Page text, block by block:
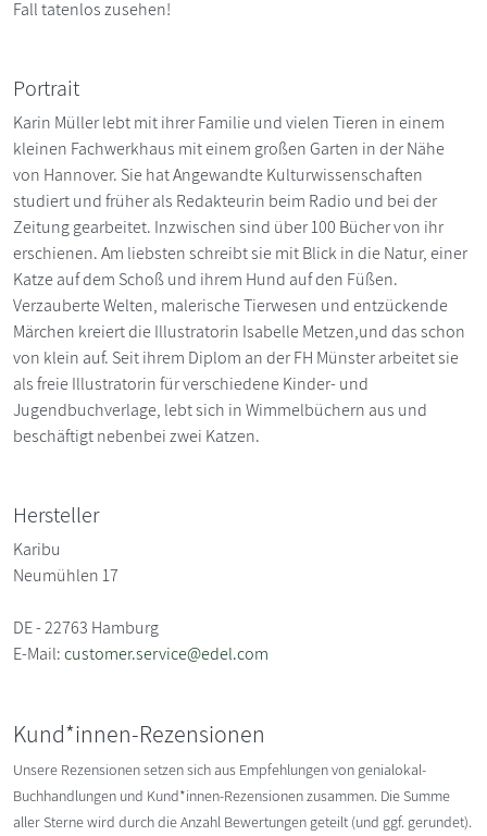
Fall tatenlos zusehen!
Portrait
Karin Müller lebt mit ihrer Familie und vielen Tieren in einem
kleinen Fachwerkhaus mit einem großen Garten in der Nähe
von Hannover. Sie hat Angewandte Kulturwissenschaften
studiert und früher als Redakteurin beim Radio und bei der
Zeitung gearbeitet. Inzwischen sind über 100 Bücher von ihr
erschienen. Am liebsten schreibt sie mit Blick in die Natur, einer
Katze auf dem Schoß und ihrem Hund auf den Füßen.
Verzauberte Welten, malerische Tierwesen und entzückende
Märchen kreiert die Illustratorin Isabelle Metzen,und das schon
von klein auf. Seit ihrem Diplom an der FH Münster arbeitet sie
als freie Illustratorin für verschiedene Kinder- und
Jugendbuchverlage, lebt sich in Wimmelbüchern aus und
beschäftigt nebenbei zwei Katzen.
Hersteller
Karibu
Neumühlen 17
DE - 22763 Hamburg
E-Mail:customer.service@edel.com
Kund*innen-Rezensionen
Unsere Rezensionen setzen sich aus Empfehlungen von genialokal-
Buchhandlungen und Kund*innen-Rezensionen zusammen. Die Summe
aller Sterne wird durch die Anzahl Bewertungen geteilt (und ggf. gerundet).